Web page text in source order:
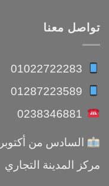
تواصل معنا
01022722283
01287223589
0238346881
السادس من
مركز المدينة التجاري